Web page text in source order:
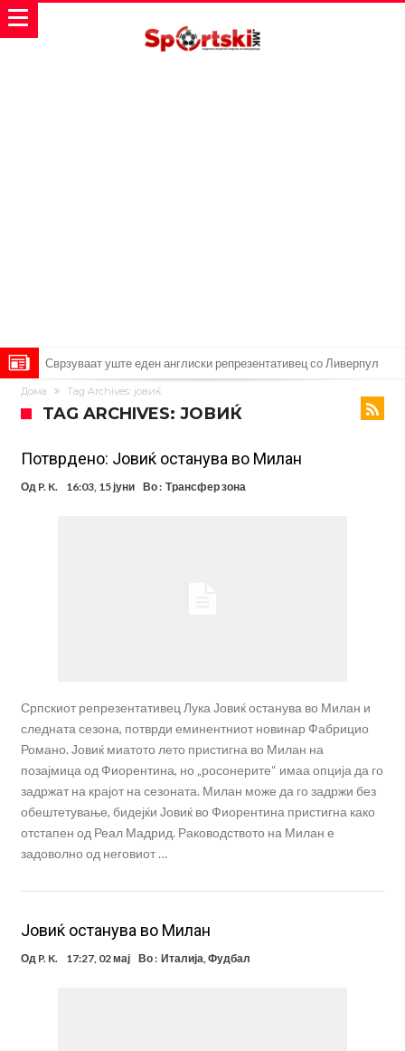
Замена за Влаховиќ: Напаѓачот на Манчестер доаѓа во Јувентус!
УЕФА повторно се заканува со бојкот на турнирите на ФИФА
Мурињо бесен поради одлуката на Реал: Протекоа детали од
разговорот што го потресе Мадрид!
Трансфер бомба во најва – Ливерпул сака да се засили од Реал
Мадрид!
Карагер ги изненади сите со својата прогноза: “Тие ќе ја освојат
Дома Tag Archives: јовиќ
TAG ARCHIVES: ЈОВИЌ
Потврдено: Јовиќ останува во Милан
Од P. K. 16:03, 15 јуни Во : Трансфер зона
Српскиот репрезентативец Лука Јовиќ останува во Милан и
следната сезона, потврди еминентниот новинар Фабрицио
Романо. Јовиќ миатото лето пристигна во Милан на
позајмица од Фиорентина, но „росонерите“ имаа опција да го
задржат на крајот на сезоната. Милан може да го задржи без
обештетување, бидејќи Јовиќ во Фиорентина пристигна како
отстапен од Реал Мадрид. Раководството на Милан е
задоволно од неговиот …
Јовиќ останува во Милан
Од P. K. 17:27, 02 мај Во : Италија,Фудбал